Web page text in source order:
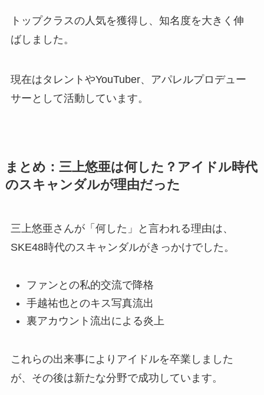
トップクラスの人気を獲得し、知名度を大きく伸
ばしました。
現在はタレントやYouTuber、アパレルプロデュー
サーとして活動しています。
まとめ：三上悠亜は何した？アイドル時代
のスキャンダルが理由だった
三上悠亜さんが「何した」と言われる理由は、
SKE48時代のスキャンダルがきっかけでした。
ファンとの私的交流で降格
手越祐也とのキス写真流出
裏アカウント流出による炎上
これらの出来事によりアイドルを卒業しました
が、その後は新たな分野で成功しています。